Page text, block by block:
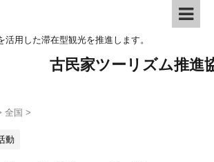
活用した滞在型観光を推進します。
古民家ツーリズム推進
全国 >
動